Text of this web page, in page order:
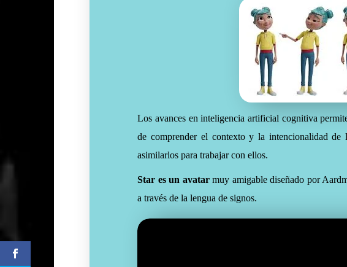
Los avances en inteligencia artificial cognitiva
de comprender el contexto y la intencionalidad de
asimilarlos para trabajar con ellos.
Star es un avatarmuy amigable diseñado por
a través de la lengua de signos.